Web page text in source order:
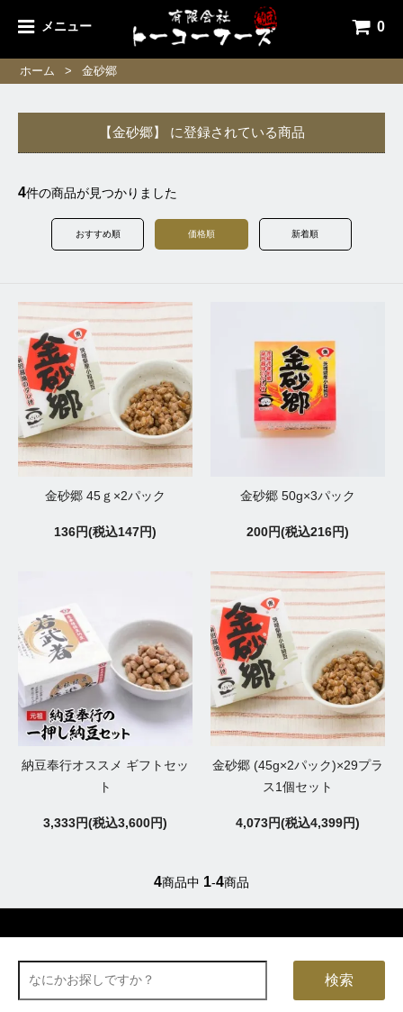
メニュー 0
ホーム > 金砂郷
【金砂郷】 に登録されている商品
4件の商品が見つかりました
おすすめ順 価格順 新着順
金砂郷 45ｇ×2パック
136円(税込147円)
金砂郷 50g×3パック
200円(税込216円)
納豆奉行オススメ ギフトセッ
ト
3,333円(税込3,600円)
金砂郷 (45g×2パック)×29プラ
ス1個セット
4,073円(税込4,399円)
4商品中 1-4商品
検索